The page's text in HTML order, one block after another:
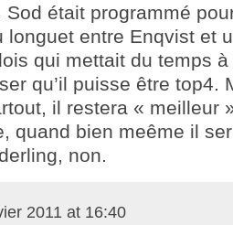
Sod était programmé
longuet entre Enqvist et
qui mettait du temps
qu’il puisse être top4.
il restera « meilleur
quand bien meême il
non.
2011 at 16:40